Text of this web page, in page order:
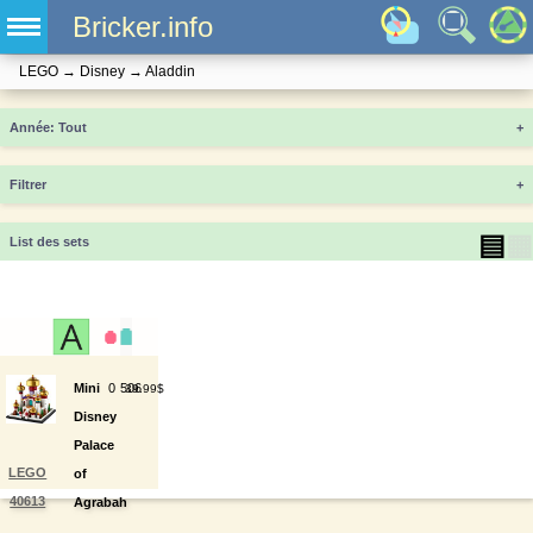
Bricker.info
LEGO → Disney → Aladdin
Année +
Filtrer +
List des sets ▤
LEGO
40613
Mini
Disney
Palace
of
Agrabah
0506
39.99$